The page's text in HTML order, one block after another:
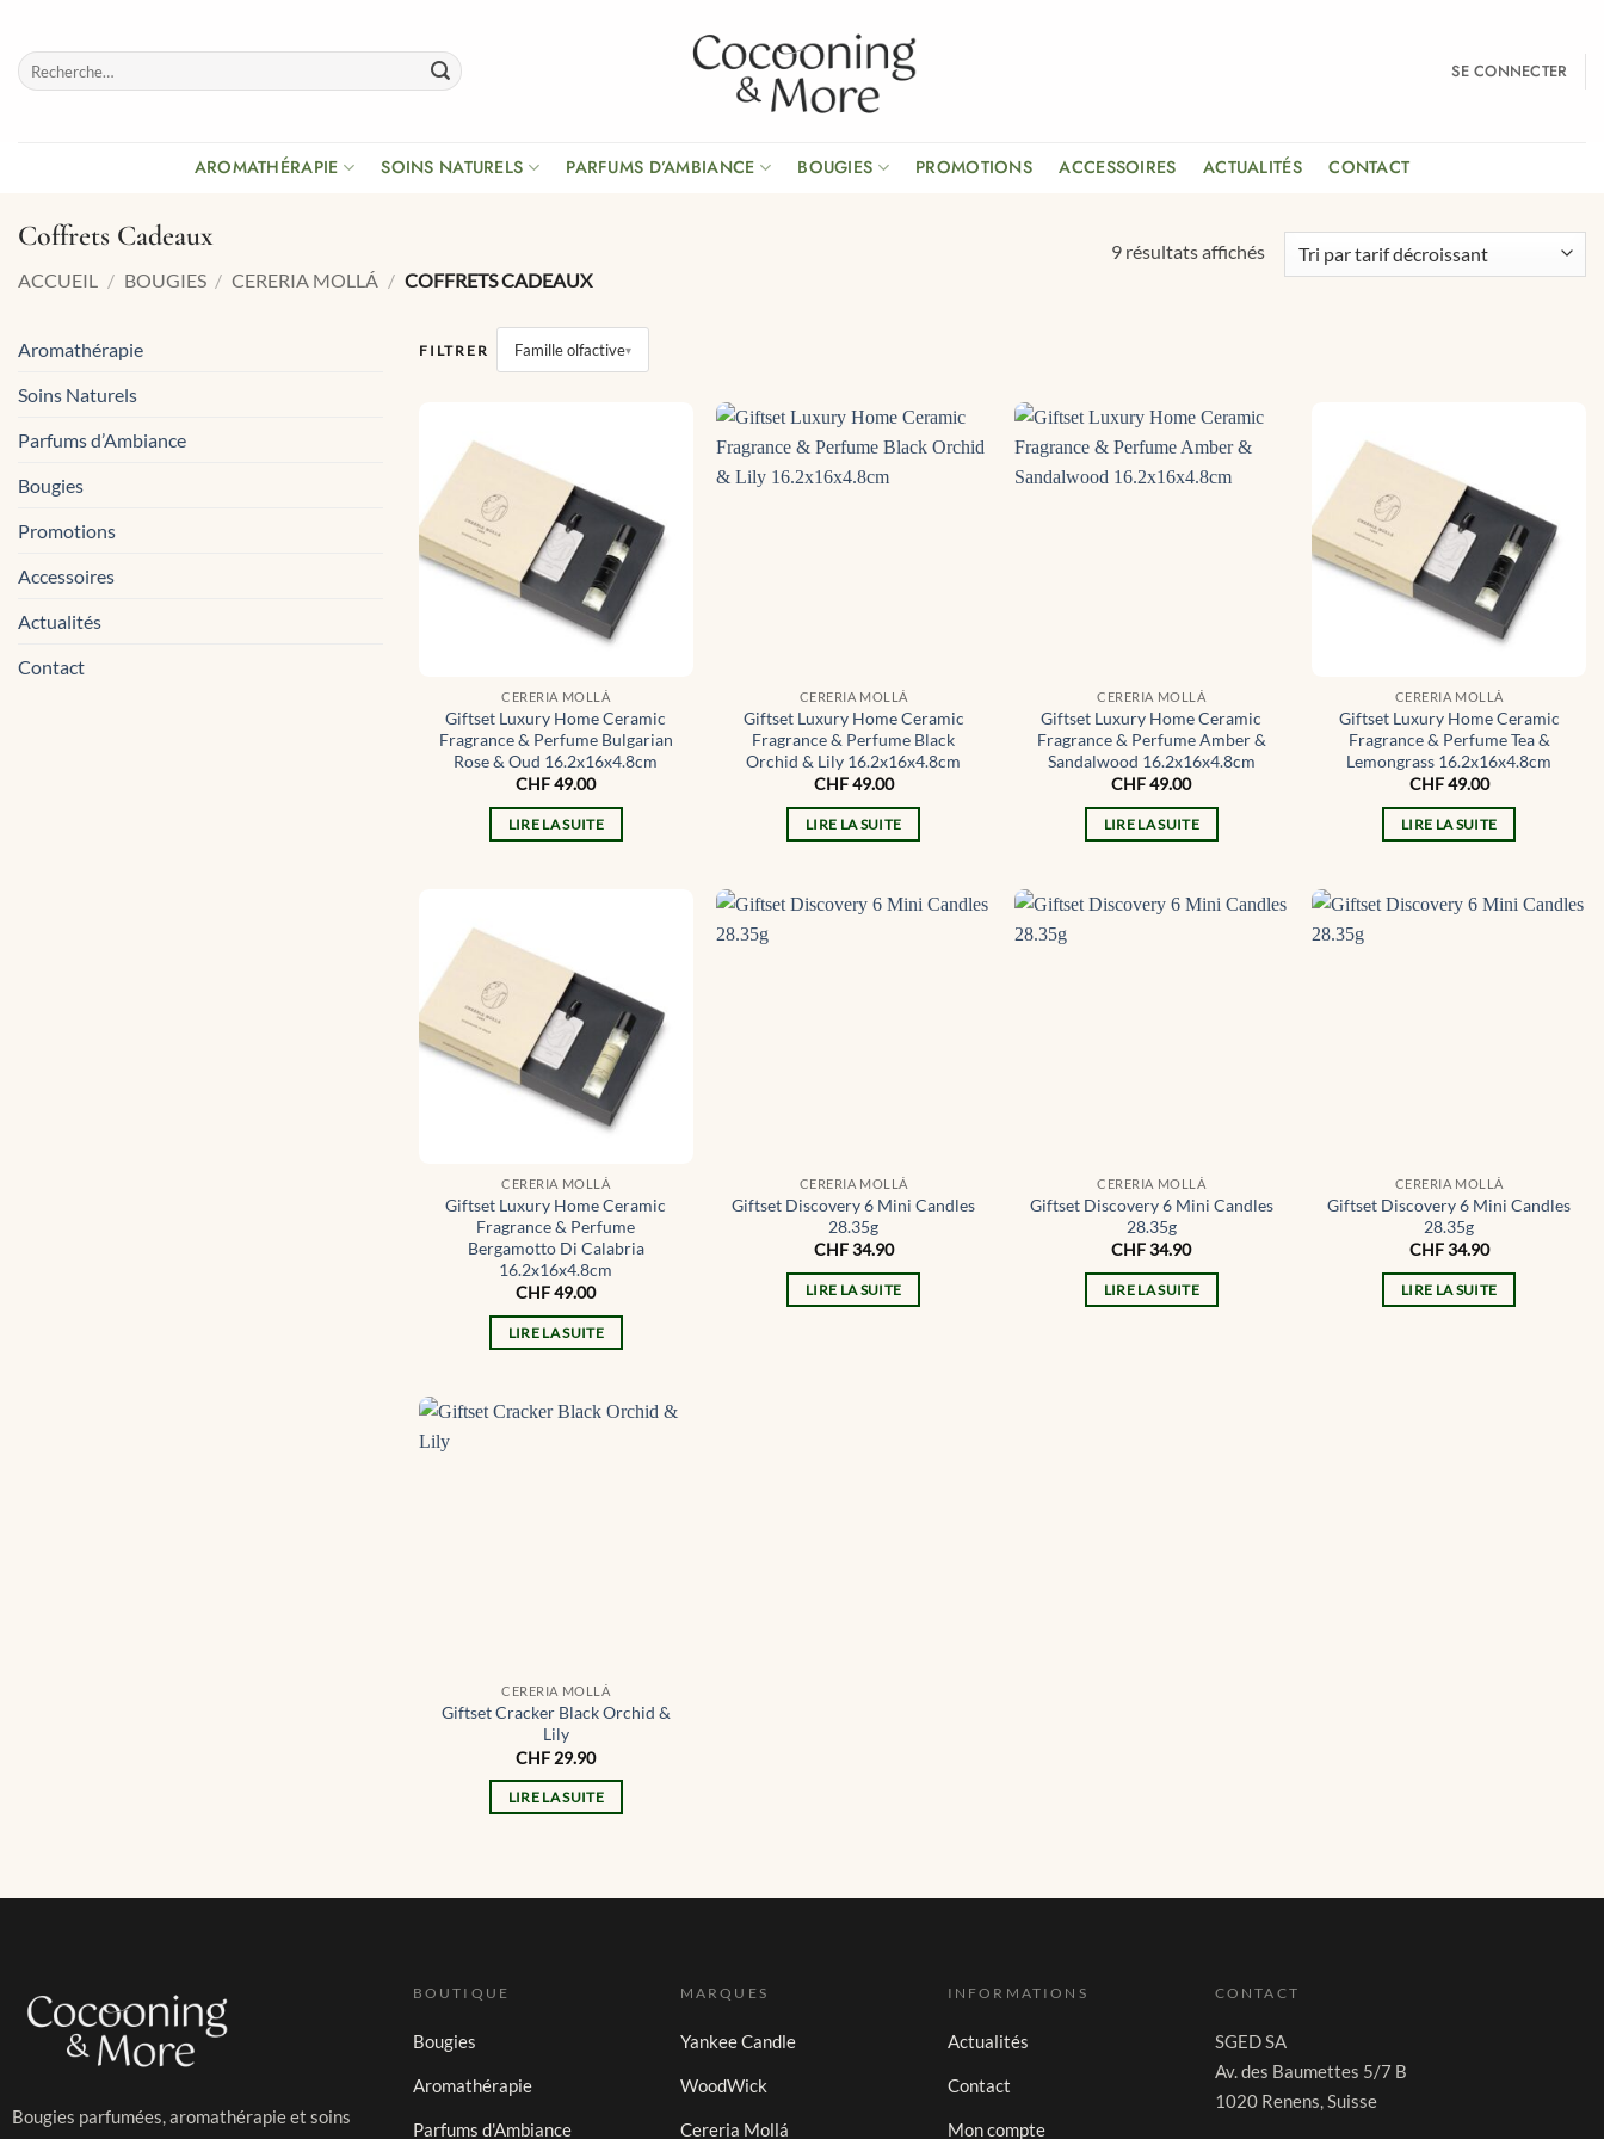
contenu
Recherche
pour :
SE CONNECTER
AROMATHÉRAPIE SOINS NATURELS PARFUMS D’AMBIANCE BOUGIES PROMOTIONS ACCESSOIRES ACTUALITÉS CONTACT
Coffrets Cadeaux
ACCUEIL / BOUGIES / CERERIA MOLLÁ / COFFRETS CADEAUX
9 résultats affichésTrié
par
Aromathérapie
Soins Naturels
Parfums d’Ambiance
Bougies
Promotions
Accessoires
Actualités
Contact
FILTRER Famille olfactive
CERERIA MOLLÁ
Giftset Luxury Home Ceramic
Fragrance & Perfume Bulgarian
Rose & Oud 16.2x16x4.8cm
CHF49.00
LIRE LA SUITE
CERERIA MOLLÁ
Giftset Luxury Home Ceramic
Fragrance & Perfume Black
Orchid & Lily 16.2x16x4.8cm
CHF49.00
LIRE LA SUITE
CERERIA MOLLÁ
Giftset Luxury Home Ceramic
Fragrance & Perfume Amber &
Sandalwood 16.2x16x4.8cm
CHF49.00
LIRE LA SUITE
CERERIA MOLLÁ
Giftset Luxury Home Ceramic
Fragrance & Perfume Tea &
Lemongrass 16.2x16x4.8cm
CHF49.00
LIRE LA SUITE
CERERIA MOLLÁ
Giftset Luxury Home Ceramic
Fragrance & Perfume
Bergamotto Di Calabria
16.2x16x4.8cm
CHF49.00
LIRE LA SUITE
CERERIA MOLLÁ
Giftset Discovery 6 Mini Candles
28.35g
CHF34.90
LIRE LA SUITE
CERERIA MOLLÁ
Giftset Discovery 6 Mini Candles
28.35g
CHF34.90
LIRE LA SUITE
CERERIA MOLLÁ
Giftset Discovery 6 Mini Candles
28.35g
CHF34.90
LIRE LA SUITE
CERERIA MOLLÁ
Giftset Cracker Black Orchid &
Lily
CHF 29.90
LIRE LA SUITE
Bougies parfumées, aromathérapie et soins
BOUTIQUE
Bougies
Aromathérapie
Parfums d'Ambiance
MARQUES
Yankee Candle
WoodWick
Cereria Mollá
INFORMATIONS
Actualités
Contact
Mon compte
CONTACT
SGED SA
Av. des Baumettes 5/7 B
1020 Renens, Suisse